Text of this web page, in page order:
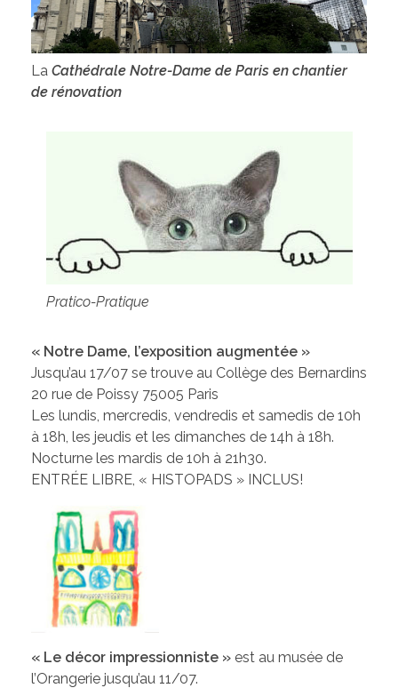
La Cathédrale Notre-Dame de Paris en chantier
de rénovation
Pratico-Pratique
« Notre Dame, l’exposition augmentée »
Jusqu’au 17/07 se trouve au Collège des Bernardins
20 rue de Poissy 75005 Paris
Les lundis, mercredis, vendredis et samedis de 10h
à 18h, les jeudis et les dimanches de 14h à 18h.
Nocturne les mardis de 10h à 21h30.
ENTRÉE LIBRE, « HISTOPADS » INCLUS!
« Le décor impressionniste » est au musée de
l’Orangerie jusqu’au 11/07.